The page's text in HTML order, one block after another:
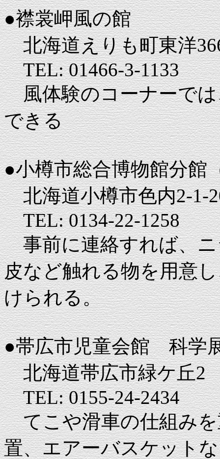
●襟裳岬風の館
北海道えりも町東洋
TEL: 01466-3-1133
風体験のコーナーでは
できる
●小樽市総合博物館分館
北海道小樽市色内2-1-
TEL: 0134-22-1258
事前に連絡すれば、ニ
皮など触れる物を用意
けられる。
●帯広市児童会館 科学
北海道帯広市緑ケ丘2
TEL: 0155-24-2434
てこや滑車の仕組みを
置、エアーバスケット